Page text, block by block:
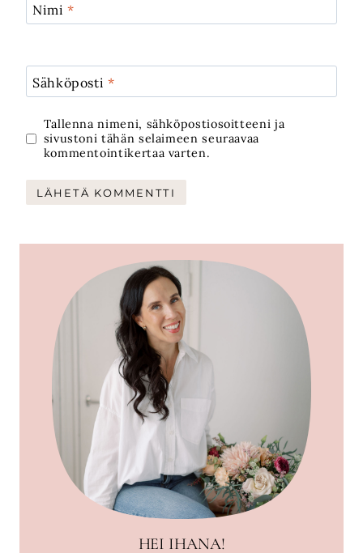
Nimi*
Sähköposti*
Tallenna nimeni, sähköpostiosoitteeni ja
sivustoni tähän selaimeen seuraavaa
kommentointikertaa varten.
HEI IHANA!